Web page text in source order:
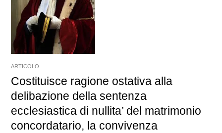
ARTICOLO
Costituisce ragione ostativa alla
delibazione della sentenza
ecclesiastica di nullita’ del matrimonio
concordatario, la convivenza